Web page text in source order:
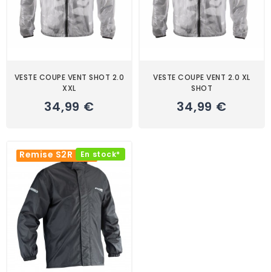
VESTE COUPE VENT SHOT 2.0
XXL
34,99 €
VESTE COUPE VENT 2.0 XL
SHOT
34,99 €
En stock*
Remise S2R -8%